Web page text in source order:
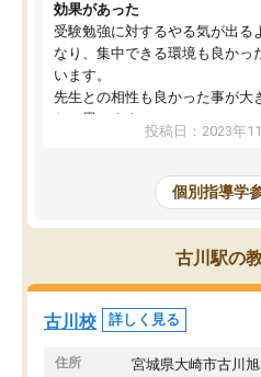
効果があった
受験勉強に対するやる気が出る
なり、集中できる環境も良かっ
います。
先生との相性も良かった事が大
たと思います。
投稿日：2023年
個別指導学
古川駅の
古川校 詳しく見る
住所
宮城県大崎市古川